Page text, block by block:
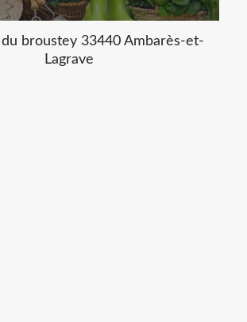
broustey 33440 Ambarès-et-
Lagrave